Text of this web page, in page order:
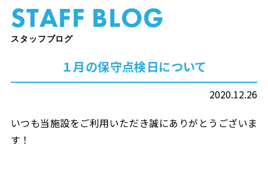
STAFF BLOG
スタッフブログ
１月の保守点検日について
2020.12.26
いつも当施設をご利用いただき誠にありがとうございま
す！